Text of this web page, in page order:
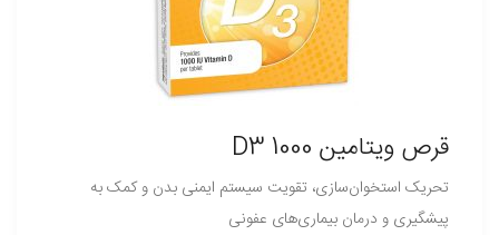
قرص ویتامین D3 1000
تحریک استخوان‌سازی، تقویت سیستم ایمنی بدن و کمک به
پیشگیری و درمان بیماری‌های عفونی